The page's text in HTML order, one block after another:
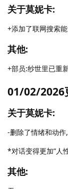
关于莫妮卡:
+添加了联网搜索
其他:
+部员:纱世里已重
01/02/2026
关于莫妮卡:
-删除了情绪和动
*对话变得更加”人
其他: